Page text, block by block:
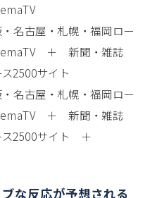
名古屋・札幌・福岡ロー
＋ 新聞・雑誌
2500サイト
名古屋・札幌・福岡ロー
＋ 新聞・雑誌
2500サイト ＋
な反応が予想される